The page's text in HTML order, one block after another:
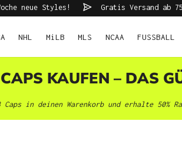
neue Styles! Gratis Versand ab
NHL MiLB MLS NCAA FUSSBALL
KAUFEN – DAS
Caps in deinen Warenkorb und erhalte 50%